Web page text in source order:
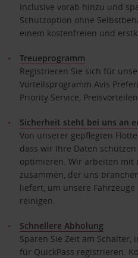
Inclusive vorab hinzu und
Schutzoption ohne
einem kostenfreien und
Treueprogramm
Registrieren Sie sich für
Vorteilsprogramm Avis
Priority Service,
Sicherheit steht bei uns an
Von unserer gepflegten
dass wir Ihre Daten
optimieren. Wir arbeiten mit
zusammen, der uns
liefert, um unsere
reinigen.
Schnellere Abholung
Sparen Sie Zeit am Schalter,
für QuickPass registrieren.